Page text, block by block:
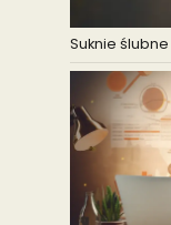
Suknie